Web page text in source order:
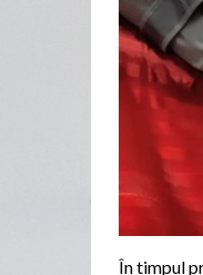
În timpul